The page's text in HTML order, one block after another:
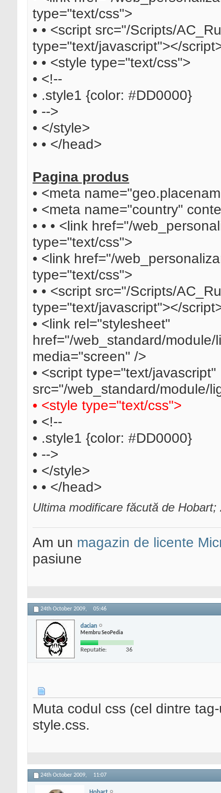
type="text/css">
• • <script src="/Scripts/
type="text/javascript"></
• • <style type="text/css">
• <!--
• .style1 {color: #DD0000}
• -->
• </style>
• • </head>
Pagina produs
• <meta
• <meta name="country"
• • • <link href="/
type="text/css">
• <link href="/
type="text/css">
• • <script src="/Scripts/
type="text/javascript"></
• <link rel="stylesheet"
href="/web_standard/
media="screen" />
• <script type="text/javascript"
src="/web_standard/module/
• <style type="text/css">
• <!--
• .style1 {color: #DD0000}
• -->
• </style>
• • </head>
Ultima modificare făcută de
Am un magazin de licente
pasiune
24th October 2009, 05:46
dacian
Membru SeoPedia
Reputatie: 36
Muta codul css (cel dintre
style.css.
24th October 2009, 11:07